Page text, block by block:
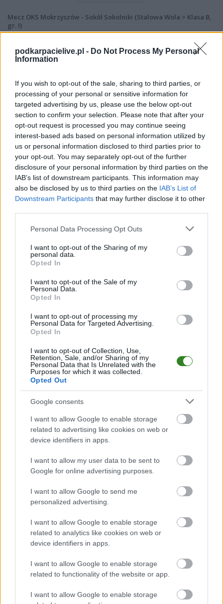
podkarpacielive.pl - Do Not Process My Personal
Information
If you wish to opt-out of the sale, sharing to third parties, or
processing of your personal or sensitive information for
targeted advertising by us, please use the below opt-out
section to confirm your selection. Please note that after your
opt-out request is processed you may continue seeing
interest-based ads based on personal information utilized by
us or personal information disclosed to third parties prior to
your opt-out. You may separately opt-out of the further
disclosure of your personal information by third parties on the
IAB’s list of downstream participants. This information may
also be disclosed by us to third parties on the IAB’s List of
Downstream Participants that may further disclose it to other
Please note that this website/app uses one or more Google
not limited to your visit or usage behaviour. You may click to
grant or deny consent to Google and its third-party tags to
use your data for below specified purposes in below Google
consent section.
Personal Data Processing Opt Outs
I want to opt-out of the Sharing of my
personal data.
Opted In
I want to opt-out of the Sale of my
Personal Data.
Opted In
I want to opt-out of processing my
Personal Data for Targeted Advertising.
Opted In
I want to opt-out of Collection, Use,
Retention, Sale, and/or Sharing of my
Personal Data that Is Unrelated with the
Purposes for which it was collected.
Opted Out
Google consents
I want to allow Google to enable storage
related to advertising like cookies on web or
device identifiers in apps.
I want to allow my user data to be sent to
Google for online advertising purposes.
I want to allow Google to send me
personalized advertising.
I want to allow Google to enable storage
related to analytics like cookies on web or
device identifiers in apps.
I want to allow Google to enable storage
related to functionality of the website or app.
I want to allow Google to enable storage
Mecz OKS Mokrzyszów - Sokół Sokolniki (Stalowa Wola > Klasa B,
gr. I)
zostanie w ramach Stalowa Wola > Klasa B, gr. I (26. kolejki - Stalowa Wola
> Klasa B, gr. I).
bramek, kartki, składy, statystyki i informacje o przebiegu
spotkania. To kompletne źródło danych dla kibiców i pasjonatów
lokalnej piłki nożnej. Jeżeli aktualnie nie widzisz tutaj danych z pewnością
pracujemy nad tym żeby je uzupełnić.
Wynik meczu OKS Mokrzyszów vs Sokół Sokolniki
Po zakończeniu spotkania automatycznie publikujemyoficjalny wynik
spotkania, a także dane meczowe, jeśli są dostępne.
Pełny harmonogram rozgrywek dostępny jest tutaj:Stalowa Wola >
Klasa B, gr. I - terminarz.
Informacje o składach i strzelcach
W miarę dostępności danych, publikujemyskłady wyjściowe,
aktualizujemy zależnie od poziomu ligi i dostępnych źródeł.
Śledź mecze swojej drużyny
Jeśli jesteś kibicem klubu OKS Mokrzyszów lub Sokół Sokolniki - zaglądaj
tutaj częściej. Nasz serwis regularnie dostarcza informacje o terminach
meczów, wynikach, transferach i newsach klubowych
piłkarskichw województwie. Sprawdź nasze relacje, śledź ulubioną ligę i
bądź na bieżąco z wydarzeniami z boisk!
OKS Mokrzyszów - Sokół Sokolnikiodbędzie się w ramach 26.
kolejki - Stalowa Wola > Klasa B, gr. I. Spotkanie zostanie rozegrane w dniu
OKS Mokrzyszówprzystępuje do tego spotkania w roli gospodarza. Jak
drużyna radzi sobie w sezonie 2025/2026 rozgrywek Stalowa Wola >
Klasa B, gr. I przed własną publicznością? Na tej stronie możecie
zobaczyć tabelę uwzględniającą tylko mecze u siebie. W tabeli biorącej
pod uwagę tylko mecze wyjazdowe możecie natomiast sprawdzić jak
spisuje się klubSokół Sokolniki
Stalowa Wola > Klasa B, gr. I - sytuacja w tabeli
Przed meczami 26. kolejki - Stalowa Wola > Klasa B, gr. I gospodarze (OKS
Mokrzyszów) zajmują6. miejscew tabeli. Goście (Sokół Sokolniki) plasują
Poniżej znajdziesz także ostatnie mecze obu drużyn oraz statystyki
bramkowe.
OKS Mokrzyszów vs. Sokół Sokolniki - relacja, wynik na żywo,
transmisja
Wynik meczu OKS Mokrzyszów - Sokół Sokolniki znajdziesz na naszej
stronie zaraz po jego zakończeniu. Jeżeli szukasz informacji meczowych,
zajrzyj tutaj:OKS Mokrzyszów vs. Sokół Sokolniki - wynik, składy,
strzelcy
Jeżeli w internecie lub TV dostępna jest
albo innych spotkań Stalowa
Wola > Klasa B, gr. I na pewno znajdziesz takie informacje na naszym
portalu. Możliwe jednak, że nigdzie nie pojawi się stream online z tego